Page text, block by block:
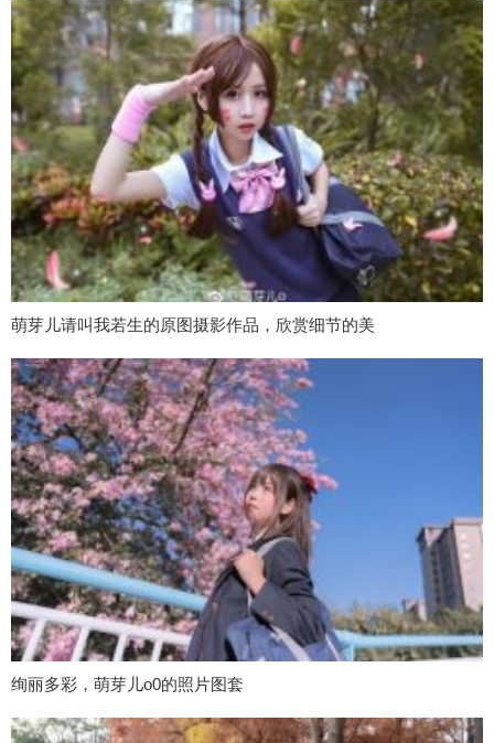
萌芽儿请叫我若生的原图摄影作品，欣赏细节的美
绚丽多彩，萌芽儿o0的照片图套